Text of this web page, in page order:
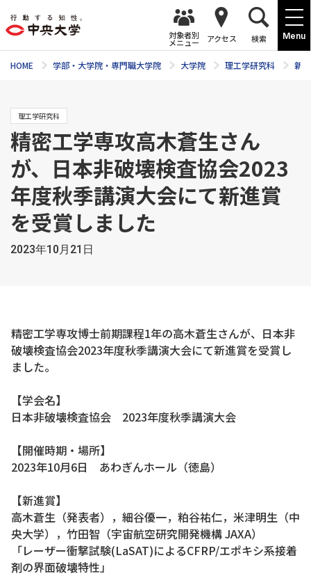
Menu
対象者別
メニュー アクセス 検索
HOME 学部・大学院・専門職大学院 大学院 理工学研究科 新
理工学研究科
精密工学専攻高木蒼生さん
が、日本非破壊検査協会2023
年度秋季講演大会にて新進賞
を受賞しました
2023年10月21日
精密工学専攻博士前期課程1年の高木蒼生さんが、日本非
破壊検査協会2023年度秋季講演大会にて新進賞を受賞し
ました。
【学会名】
日本非破壊検査協会 2023年度秋季講演大会
【開催時期・場所】
2023年10月6日 あわぎんホール（徳島）
【新進賞】
高木蒼生（発表者），細谷優一，粕谷祐仁，米津明生（中
央大学），竹田智（宇宙航空研究開発機構 JAXA）
「レーザー衝撃試験(LaSAT)によるCFRP/エポキシ系接着
剤の界面破壊特性」